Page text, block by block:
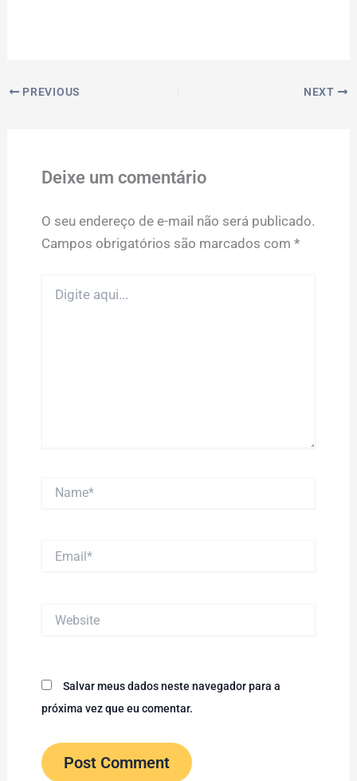
PREVIOUS NEXT
Deixe um comentário
O seu endereço de e-mail não será publicado.
Campos obrigatórios são marcados com *
aqui...
Salvar meus dados neste navegador para a
próxima vez que eu comentar.